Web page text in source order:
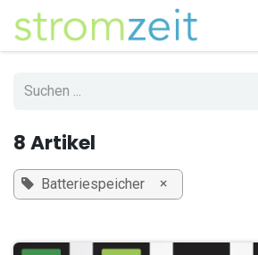
Zum Inhalt springen
8 Artikel
Batteriespeicher ×